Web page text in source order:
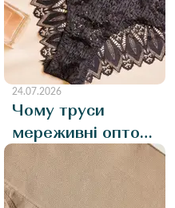
24.07.2026
Чому труси
мереживні оптом
- популярна і
бажана позиція
на полицях